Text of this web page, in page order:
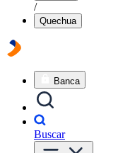
/
Quechua
Banca
Buscar